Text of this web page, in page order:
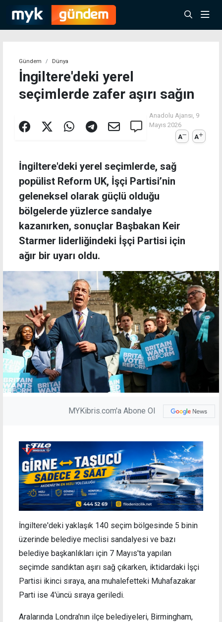
Gündem Dünya
İngiltere'deki yerel
seçimlerde zafer aşırı sağın
Anadolu Ajansı, 9
Mayıs 2026
A
A
İngiltere'deki yerel seçimlerde, sağ
popülist Reform UK, İşçi Partisi’nin
geleneksel olarak güçlü olduğu
bölgelerde yüzlerce sandalye
kazanırken, sonuçlar Başbakan Keir
Starmer liderliğindeki İşçi Partisi için
ağır bir uyarı oldu.
MYKibris.com'a Abone Ol
İngiltere'deki yaklaşık 140 seçim bölgesinde 5 binin
üzerinde belediye meclisi sandalyesi ve bazı
belediye başkanlıkları için 7 Mayıs'ta yapılan
seçimde sandıktan aşırı sağ çıkarken, iktidardaki İşçi
Partisi ikinci sıraya, ana muhalefetteki Muhafazakar
Parti ise 4'üncü sıraya geriledi.
Aralarında Londra'nın ilçe belediyeleri, Birmingham,